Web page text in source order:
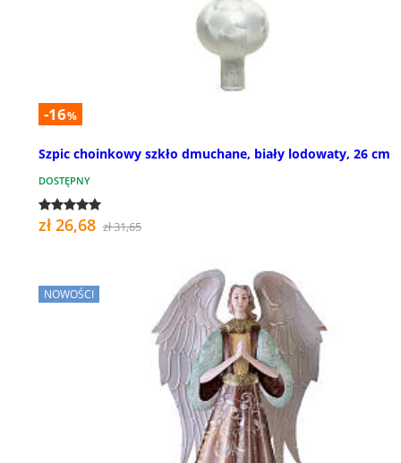
-16%
Szpic choinkowy szkło dmuchane, biały lodowaty, 26 cm
DOSTĘPNY
zł 26,68 zł 31,65
NOWOŚCI